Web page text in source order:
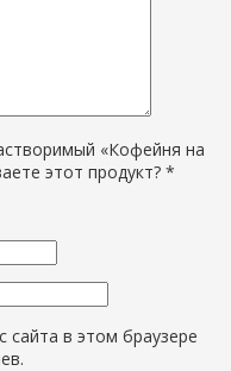
«Кофейня на
этот продукт? *
сайта в этом браузере